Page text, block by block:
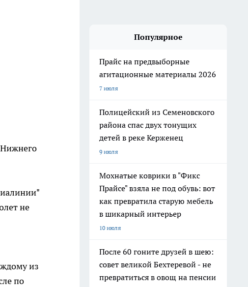
Нижнего
не
из
по
Популярное
Прайс на предвыборные
агитационные материалы 2026
7 июля
Полицейский из Семеновского
района спас двух тонущих
детей в реке Керженец
9 июля
Мохнатые коврики в "Фикс
Прайсе" взяла не под обувь: вот
как превратила старую мебель
в шикарный интерьер
10 июля
После 60 гоните друзей в шею:
совет великой Бехтеревой - не
превратиться в овощ на пенсии